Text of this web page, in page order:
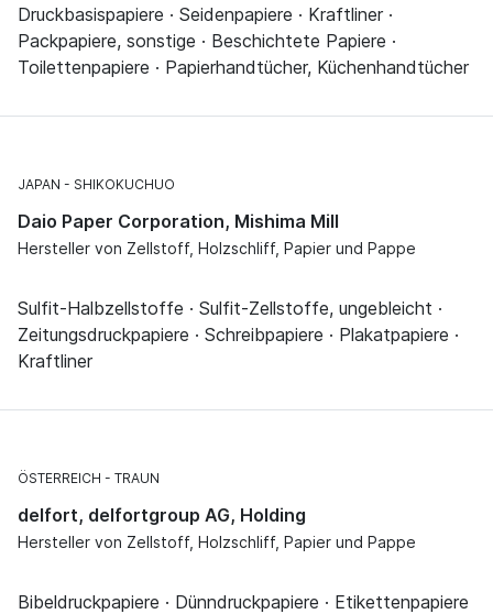
Druckbasispapiere · Seidenpapiere · Kraftliner ·
Packpapiere, sonstige · Beschichtete Papiere ·
Toilettenpapiere · Papierhandtücher, Küchenhandtücher
JAPAN SHIKOKUCHUO
Daio Paper Corporation, Mishima Mill
Hersteller von Zellstoff, Holzschliff, Papier und Pappe
Sulfit-Halbzellstoffe · Sulfit-Zellstoffe, ungebleicht ·
Zeitungsdruckpapiere · Schreibpapiere · Plakatpapiere ·
Kraftliner
ÖSTERREICH TRAUN
delfort, delfortgroup AG, Holding
Hersteller von Zellstoff, Holzschliff, Papier und Pappe
Bibeldruckpapiere · Dünndruckpapiere · Etikettenpapiere